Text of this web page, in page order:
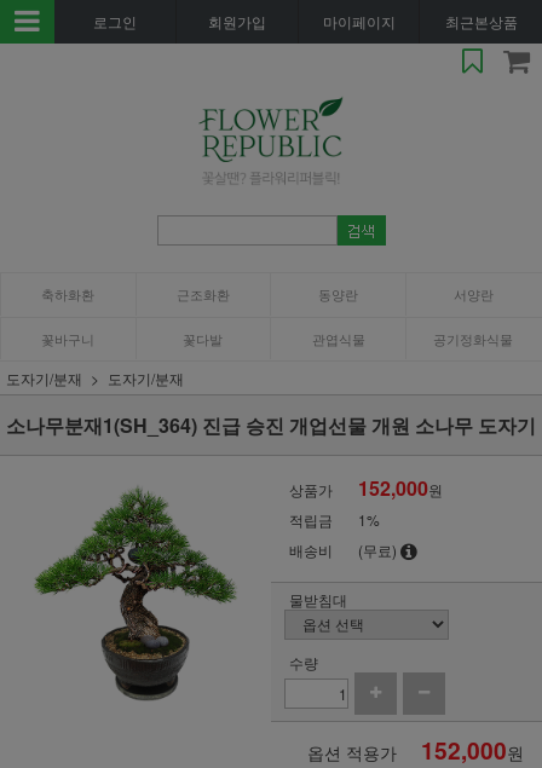
로그인 회원가입 마이페이지 최근본상품
축하화환 근조화환 동양란 서양란
꽃바구니 꽃다발 관엽식물 공기정화식물
도자기/분재 도자기/분재
소나무분재1(SH_364) 진급 승진 개업선물 개원 소나무 도자기
상품가 152,000원
적립금
1%
배송비
(무료)
물받침대
수량
옵션 적용가 152,000원